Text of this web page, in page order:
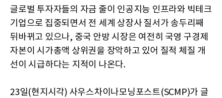
글로벌 투자자들의 자금 줄이 인공지능 인프라와 빅테크
기업으로 집중되면서 전 세계 상장사 질서가 송두리째
뒤바뀌고 있으나, 중국 안방 시장은 여전히 국영 구경제
자본이 시가총액 상위권을 장악하고 있어 질적 체질 개
선이 시급하다는 지적이 나온다.
23일(현지시각) 사우스차이나모닝포스트(SCMP)가 글